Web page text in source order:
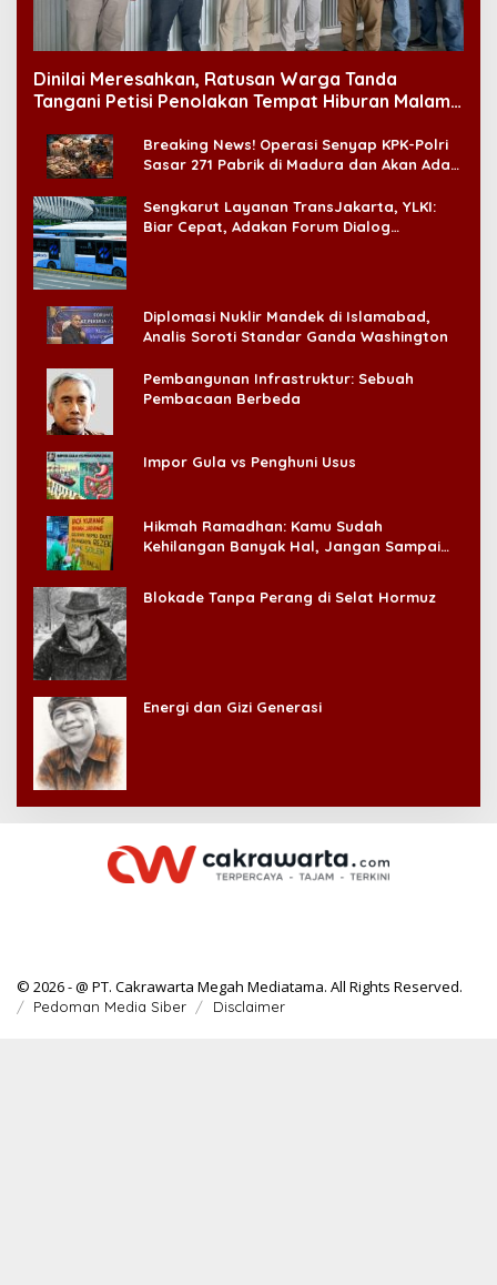
Dinilai Meresahkan, Ratusan Warga Tanda
Tangani Petisi Penolakan Tempat Hiburan Malam
Breaking News! Operasi Senyap KPK-Polri
Sasar 271 Pabrik di Madura dan Akan Ada
Sengkarut Layanan TransJakarta, YLKI:
Biar Cepat, Adakan Forum Dialog
Diplomasi Nuklir Mandek di Islamabad,
Analis Soroti Standar Ganda Washington
Pembangunan Infrastruktur: Sebuah
Pembacaan Berbeda
Impor Gula vs Penghuni Usus
Hikmah Ramadhan: Kamu Sudah
Kehilangan Banyak Hal, Jangan Sampai
Blokade Tanpa Perang di Selat Hormuz
Energi dan Gizi Generasi
© 2026 - @ PT. Cakrawarta Megah Mediatama. All Rights Reserved.
Pedoman Media Siber Disclaimer